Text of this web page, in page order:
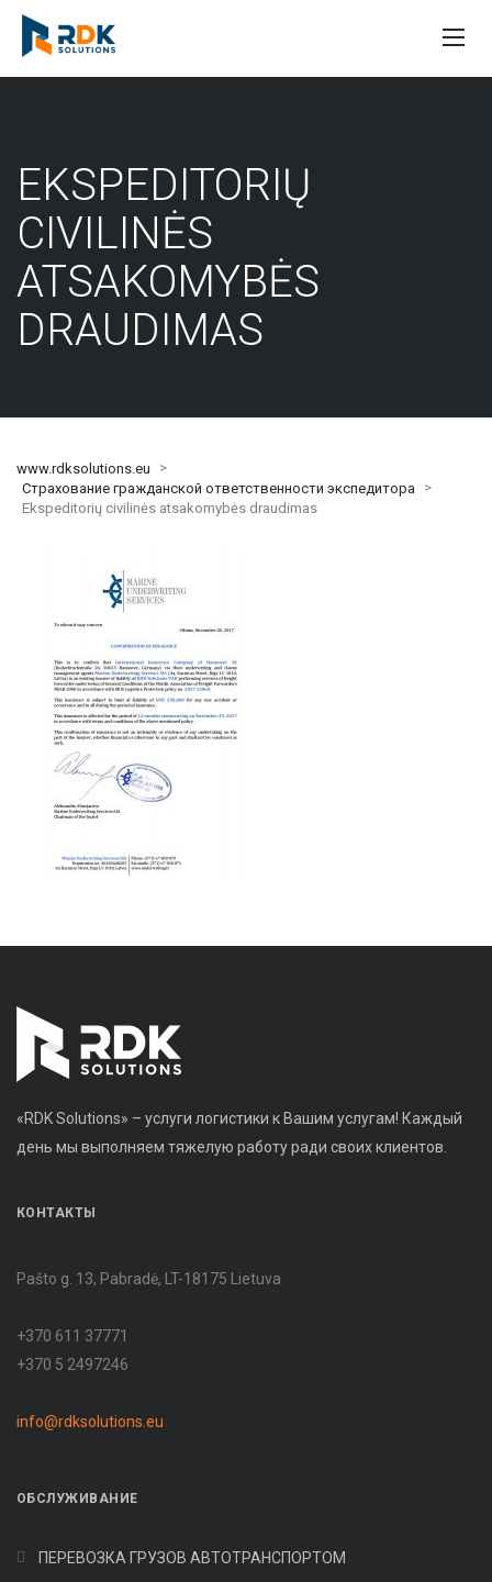
EKSPEDITORIŲ
CIVILINĖS
ATSAKOMYBĖS
DRAUDIMAS
www.rdksolutions.eu
>
Страхование гражданской ответственности экспедитора
>
Ekspeditorių civilinės atsakomybės draudimas
«RDK Solutions» – услуги логистики к Вашим услугам! Каждый
день мы выполняем тяжелую работу ради своих клиентов.
КОНТАКТЫ
Pašto g. 13, Pabradė, LT-18175 Lietuva
+370 611 37771
+370 5 2497246
info@rdksolutions.eu
OБСЛУЖИВАНИЕ
ПЕРЕВОЗКА ГРУЗОВ АВТОТРАНСПОРТОМ